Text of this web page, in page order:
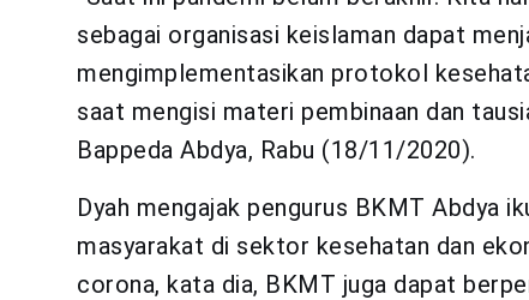
sebagai organisasi keislaman dapat
mengimplementasikan protokol
saat mengisi materi pembinaan dan
Bappeda Abdya, Rabu (18/11/2020).
Dyah mengajak pengurus BKMT Abdya
masyarakat di sektor kesehatan dan
corona, kata dia, BKMT juga dapat